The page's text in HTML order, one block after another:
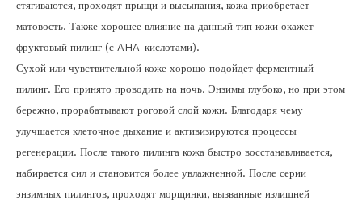
стягиваются, проходят прыщи и высыпания, кожа приобретает
матовость. Также хорошее влияние на данный тип кожи окажет
фруктовый пилинг (с AHA-кислотами).
Сухой или чувствительной коже хорошо подойдет ферментный
пилинг. Его принято проводить на ночь. Энзимы глубоко, но при этом
бережно, прорабатывают роговой слой кожи. Благодаря чему
улучшается клеточное дыхание и активизируются процессы
регенерации. После такого пилинга кожа быстро восстанавливается,
набирается сил и становится более увлажненной. После серии
энзимных пилингов, проходят морщинки, вызванные излишней